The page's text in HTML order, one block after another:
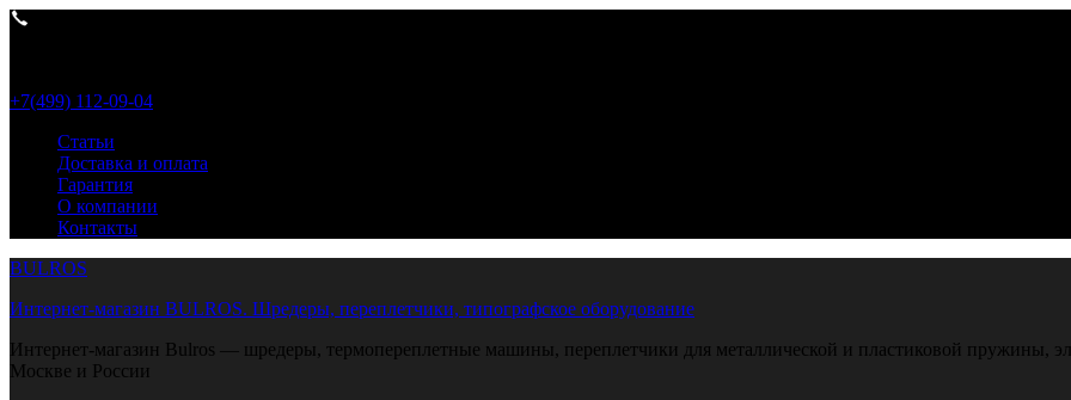
+7(499) 112-09-04
Статьи
Доставка и оплата
Гарантия
О компании
Контакты
BULROS
Интернет-магазин BULROS. Шредеры, переплетчики, типографское оборудование
Интернет-магазин Bulros — шредеры, термопереплетные машины, переплетчики для металлической и пластиковой пружины,
Москве и России